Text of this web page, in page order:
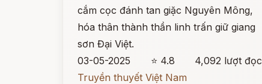
cắm cọc đánh tan giặc Nguyên Mông,
hóa thân thành thần linh trấn giữ giang
sơn Đại Việt.
03-05-2025
⭐ 4.8
4,092 lượt đọc
Truyền thuyết Việt Nam